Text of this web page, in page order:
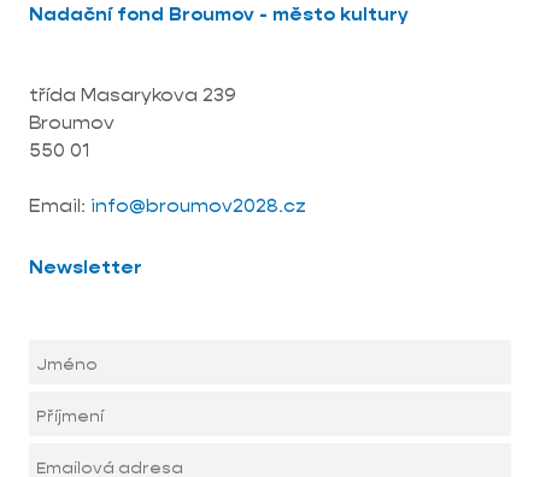
Nadační fond Broumov - město kultury
třída Masarykova 239
Broumov
550 01
Email: info@broumov2028.cz
Newsletter